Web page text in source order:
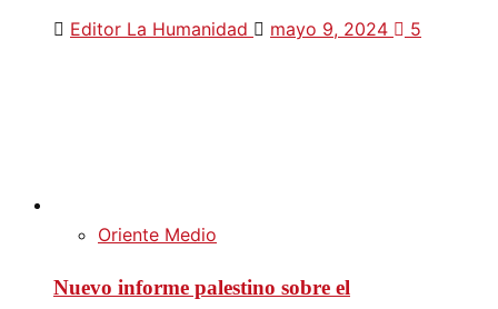
Editor La Humanidad mayo 9, 2024 5
Oriente Medio
Nuevo informe palestino sobre el